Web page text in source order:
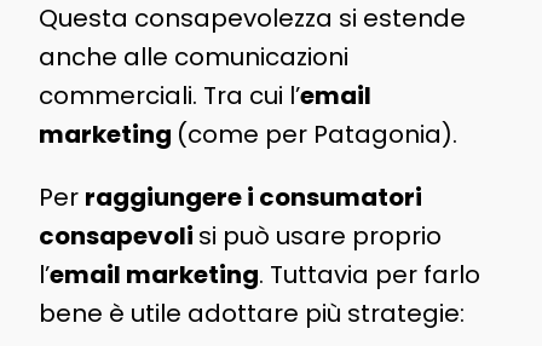
Questa consapevolezza si estende
anche alle comunicazioni
commerciali. Tra cui l’email
marketing (come per Patagonia).
Per raggiungere i consumatori
consapevoli si può usare proprio
l’email marketing. Tuttavia per farlo
bene è utile adottare più strategie: